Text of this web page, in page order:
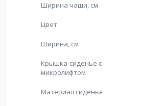
Ширина чаши, см
Цвет
Ширина, см
Крышка-сиденье с
микролифтом
Материал сиденья